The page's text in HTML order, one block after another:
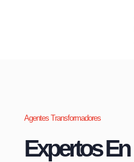
Agentes Transformadores
Expertos En